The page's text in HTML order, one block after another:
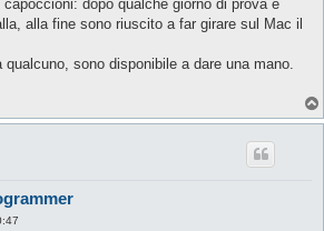
dopo qualche giorno di prova e
alla fine sono riuscito a far girare sul Mac il
sono disponibile a dare una mano.